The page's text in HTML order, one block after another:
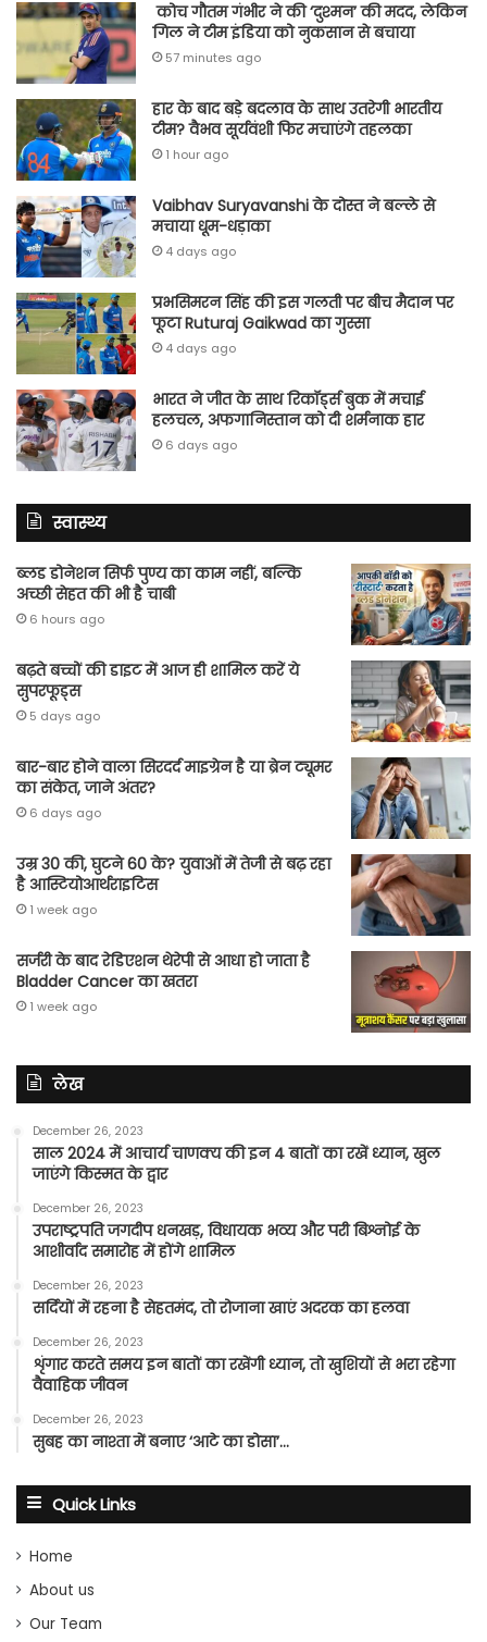
कोच गौतम गंभीर ने की ‘दुश्मन’ की मदद, लेकिन
गिल ने टीम इंडिया को नुकसान से बचाया
57 minutes ago
हार के बाद बड़े बदलाव के साथ उतरेगी भारतीय
टीम? वैभव सूर्यवंशी फिर मचाएंगे तहलका
1 hour ago
Vaibhav Suryavanshi के दोस्त ने बल्ले से
मचाया धूम-धड़ाका
4 days ago
प्रभसिमरन सिंह की इस गलती पर बीच मैदान पर
फूटा Ruturaj Gaikwad का गुस्सा
4 days ago
भारत ने जीत के साथ रिकॉर्ड्स बुक में मचाई
हलचल, अफगानिस्तान को दी शर्मनाक हार
6 days ago
स्वास्थ्य
ब्लड डोनेशन सिर्फ पुण्य का काम नहीं, बल्कि
अच्छी सेहत की भी है चाबी
6 hours ago
बढ़ते बच्चों की डाइट में आज ही शामिल करें ये
सुपरफूड्स
5 days ago
बार-बार होने वाला सिरदर्द माइग्रेन है या ब्रेन ट्यूमर
का संकेत, जाने अंतर?
6 days ago
उम्र 30 की, घुटने 60 के? युवाओं में तेजी से बढ़ रहा
है आस्टियोआर्थराइटिस
1 week ago
सर्जरी के बाद रेडिएशन थेरेपी से आधा हो जाता है
Bladder Cancer का खतरा
1 week ago
लेख
December 26, 2023
साल 2024 में आचार्य चाणक्य की इन 4 बातों का रखें ध्यान, खुल
जाएंगे किस्मत के द्वार
December 26, 2023
उपराष्ट्रपति जगदीप धनखड़, विधायक भव्य और परी बिश्नोई के
आशीर्वाद समारोह में होंगे शामिल
December 26, 2023
सर्दियों में रहना है सेहतमंद, तो रोजाना खाएं अदरक का हलवा
December 26, 2023
शृंगार करते समय इन बातों का रखेंगी ध्यान, तो खुशियों से भरा रहेगा
वैवाहिक जीवन
December 26, 2023
सुबह का नाश्ता में बनाए ‘आटे का डोसा’…
Quick Links
Home
About us
Our Team